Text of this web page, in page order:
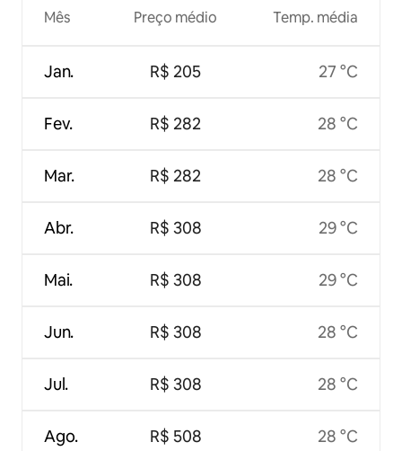
Mês
Jan.
Fev.
Mar.
Abr.
Mai.
Jun.
Jul.
Ago.
Preço médio
R$ 205
R$ 282
R$ 282
R$ 308
R$ 308
R$ 308
R$ 308
R$ 508
Temp. média
27 °C
28 °C
28 °C
29 °C
29 °C
28 °C
28 °C
28 °C